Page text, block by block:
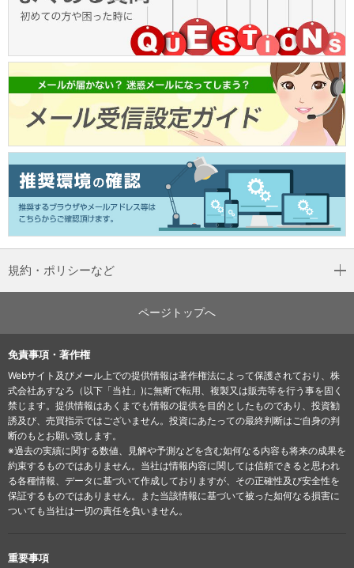
規約・ポリシーなど
ページトップへ
免責事項・著作権
Webサイト及びメール上での提供情報は著作権法によって保護されており、株
式会社あすなろ（以下「当社」)に無断で転用、複製又は販売等を行う事を固く
禁じます。提供情報はあくまでも情報の提供を目的としたものであり、投資勧
誘及び、売買指示ではございません。投資にあたっての最終判断はご自身の判
断のもとお願い致します。
※過去の実績に関する数値、見解や予測などを含む如何なる内容も将来の成果を
約束するものではありません。当社は情報内容に関しては信頼できると思われ
る各種情報、データに基づいて作成しておりますが、その正確性及び安全性を
保証するものではありません。また当該情報に基づいて被った如何なる損害に
ついても当社は一切の責任を負いません。
重要事項